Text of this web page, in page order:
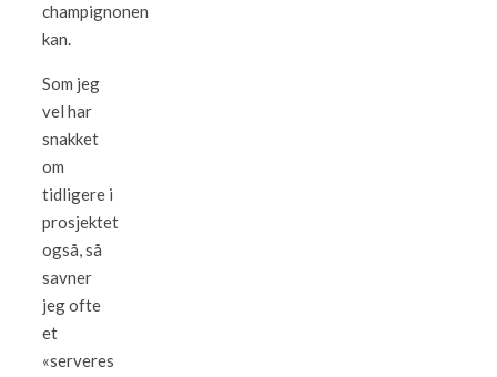
champignonen
kan.
Som jeg
vel har
snakket
om
tidligere i
prosjektet
også, så
savner
jeg ofte
et
«serveres